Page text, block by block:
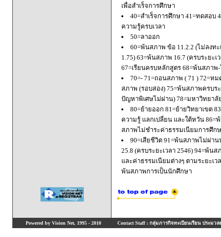
เพื่อสำเร็จการศึกษา
40=สำเร็จการศึกษา 41=ทดสอบ
ความรู้ครบเวลา
50=ลาออก
60=พ้นสภาพ ข้อ 11.2.2 (ไม่ลงท
1.75) 63=พ้นสภาพ 16.7 (ครบระยะ
67=เรียนครบหลักสูตร 68=พ้นสภา
70=- 71=ถอนสภาพ ( 71 ) 72=
สภาพ (รอบสอง) 75=พ้นสภาพครบ
ปัญหาพิเศษไม่ผ่าน) 78=มหาวิทยา
80=ย้ายออก 81=ย้ายวิทยาเขต
ความรู้ แลกเปลี่ยน และใต้หวัน
สภาพไม่ชำระค่าธรรมเนียมการศึก
90=เสียชีวิต 91=พ้นสภาพไม่ผ่า
25.8 (ครบระยะเวลา 2546) 94=พ้
และค่าธรรมเนียมต่างๆ ตามระยะเ
พ้นสภาพการเป็นนักศึกษา
Powered by Vision Net, 1995 - 2010 Contact Staff : กลุ่มภารกิจทะเบียนเรียน ประมวล